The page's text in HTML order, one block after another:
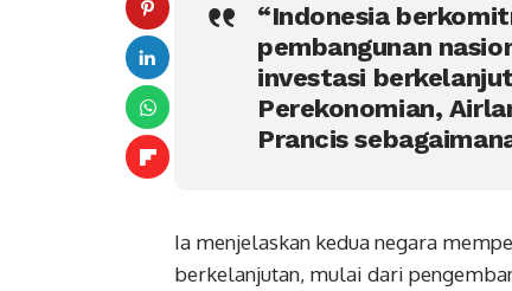
“Indonesia
pembangunan
investasi
Perekonomian,
Prancis
Ia menjelaskan kedua negara
berkelanjutan, mulai dari